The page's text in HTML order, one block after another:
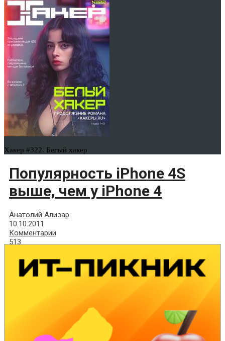
Хакер #322. Белый хакер
Популярность iPhone 4S
выше, чем у iPhone 4
Анатолий Ализар
10.10.2011
Комментарии
513